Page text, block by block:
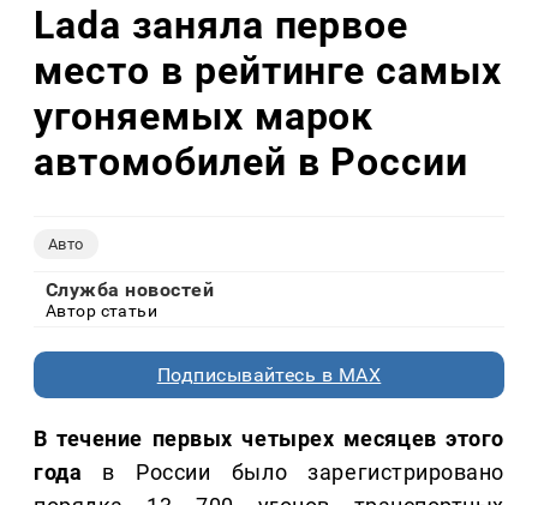
Lada заняла первое
место в рейтинге самых
угоняемых марок
автомобилей в России
Авто
Служба новостей
Автор статьи
Подписывайтесь в MAX
В течение первых четырех месяцев этого
года в России было зарегистрировано